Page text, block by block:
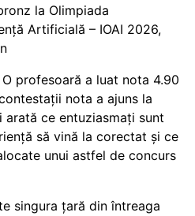
la Olimpiada
Artificială – IOAI 2026,
profesoară a luat nota 4.90
nota a ajuns la
ce entuziasmați sunt
să vină la corectat și ce
unui astfel de concurs
singura țară din întreaga